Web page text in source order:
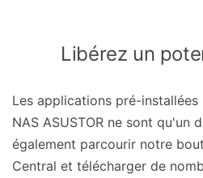
Libérez un
Les applications pré-installées
NAS ASUSTOR ne sont qu'un
également parcourir notre
Central et télécharger de